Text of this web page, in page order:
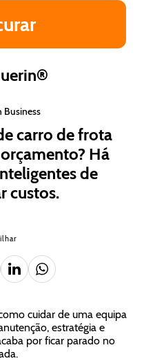
Business
carro de frota
Há
de
custos.
cuidar de uma equipa
estratégia e
por ficar parado no